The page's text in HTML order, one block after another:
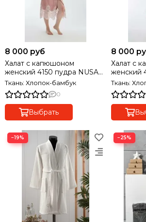
8 000 руб
Халат с капюшоном
женский 4150 пудра NUSA
Турция
Ткань: Хлопок-бамбук
0
Выбрать
8 000
Халат с
женский
Турция
Ткань:
−19% −25%